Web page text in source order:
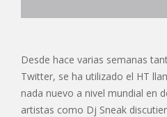
Desde hace varias semanas
Twitter, se ha utilizado el HT
nada nuevo a nivel mundial en
artistas como Dj Sneak